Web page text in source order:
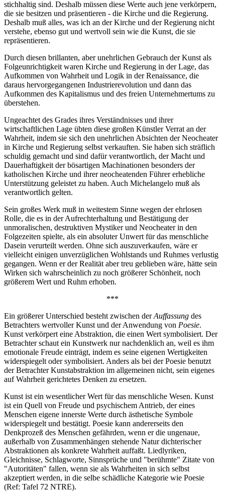
stichhaltig sind. Deshalb müssen diese Werte auch jene verkörpern,
die sie besitzen und präsentieren - die Kirche und die Regierung.
Deshalb muß alles, was ich an der Kirche und der Regierung nicht
verstehe, ebenso gut und wertvoll sein wie die Kunst, die sie
repräsentieren.
Durch diesen brillanten, aber unehrlichen Gebrauch der Kunst als
Folgeunrichtigkeit waren Kirche und Regierung in der Lage, das
Aufkommen von Wahrheit und Logik in der Renaissance, die
daraus hervorgegangenen Industrierevolution und dann das
Aufkommen des Kapitalismus und des freien Unternehmertums zu
überstehen.
Ungeachtet des Grades ihres Verständnisses und ihrer
wirtschaftlichen Lage übten diese großen Künstler Verrat an der
Wahrheit, indem sie sich den unehrlichen Absichten der Neocheater
in Kirche und Regierung selbst verkauften. Sie haben sich sträflich
schuldig gemacht und sind dafür verantwortlich, der Macht und
Dauerhaftigkeit der bösartigen Machinationen besonders der
katholischen Kirche und ihrer neocheatenden Führer erhebliche
Unterstützung geleistet zu haben. Auch Michelangelo muß als
verantwortlich gelten.
Sein großes Werk muß in weitestem Sinne wegen der ehrlosen
Rolle, die es in der Aufrechterhaltung und Bestätigung der
unmoralischen, destruktiven Mystiker und Neocheater in den
Folgezeiten spielte, als ein absoluter Unwert für das menschliche
Dasein verurteilt werden. Ohne sich auszuverkaufen, wäre er
vielleicht einigen unverzüglichen Wohlstands und Ruhmes verlustig
gegangen. Wenn er der Realität aber treu geblieben wäre, hätte sein
Wirken sich wahrscheinlich zu noch größerer Schönheit, noch
größerem Wert und Ruhm erhoben.
***
Ein größerer Unterschied besteht zwischen derAuffassung des
Betrachters wertvoller Kunst und der Anwendung von Poesie.
Kunst verkörpert eine Abstraktion, die einen Wert symbolisiert. Der
Betrachter schaut ein Kunstwerk nur nachdenklich an, weil es ihm
emotionale Freude einträgt, indem es seine eigenen Wertigkeiten
widerspiegelt oder symbolisiert. Anders als bei der Poesie benutzt
der Betrachter Kunstabstraktion im allgemeinen nicht, sein eigenes
auf Wahrheit gerichtetes Denken zu ersetzen.
Kunst ist ein wesentlicher Wert für das menschliche Wesen. Kunst
ist ein Quell von Freude und psychischem Antrieb, der eines
Menschen eigene innerste Werte durch ästhetische Symbole
widerspiegelt und bestätigt. Poesie kann andererseits den
Denkprozeß des Menschen gefährden, wenn er die ungenaue,
außerhalb von Zusammenhängen stehende Natur dichterischer
Abstraktionen als konkrete Wahrheit auffaßt. Liedlyriken,
Gleichnisse, Schlagworte, Sinnsprüche und "berühmte" Zitate von
"Autoritäten" fallen, wenn sie als Wahrheiten in sich selbst
akzeptiert werden, in die selbe schädliche Kategorie wie Poesie
(Ref: Tafel 72 NTRE).